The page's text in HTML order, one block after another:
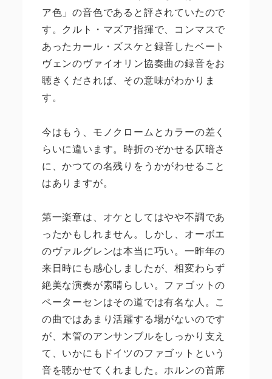
ア色」の音色であると評されていたので
す。クルト・マズア指揮で、コンマスで
あったカール・ズスケと録音したベート
ヴェンのヴァイオリン協奏曲の録音をお
聴きくだされば、その意味がわかりま
す。
今はもう、モノクロームとカラーの差く
らいに違います。時折のぞかせる仄暗さ
に、かつての名残りをうかがわせること
はありますが。
第一楽章は、オケとしてはやや不調であ
ったかもしれません。しかし、オーボエ
のヴァルグレンは本当に巧い。一昨年の
来日時にも感心しましたが、相変わらず
絶美な演奏が素晴らしい。ファゴットの
ペーターセンはその道では有名な人。こ
の曲ではあまり活躍する場がないのです
が、木管のアンサンブルをしっかり支え
て、いかにもドイツのファゴットという
音を聴かせてくれました。ホルンの首席